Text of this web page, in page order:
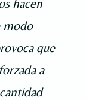
hacen
modo
que
a